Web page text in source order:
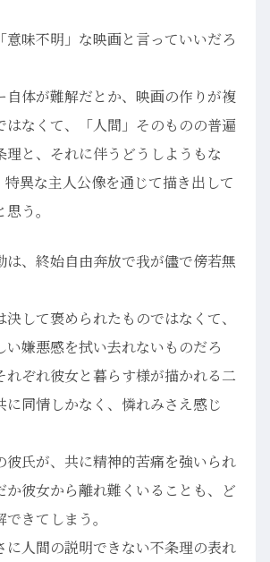
意味不明」な映画と言っていいだろ
自体が難解だとか、映画の作りが複
はなくて、「人間」そのものの普遍
理と、それに伴うどうしようもな
特異な主人公像を通じて描き出して
う。
は、終始自由奔放で我が儘で傍若無
して褒められたものではなくて、
い嫌悪感を拭い去れないものだろ
れぞれ彼女と暮らす様が描かれる二
に同情しかなく、憐れみさえ感じ
彼氏が、共に精神的苦痛を強いられ
か彼女から離れ難くいることも、ど
きてしまう。
に人間の説明できない不条理の表れ